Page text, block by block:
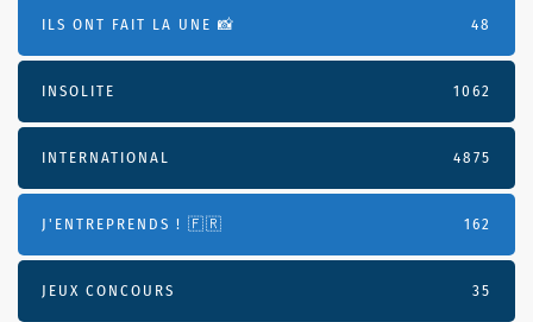
ILS ONT FAIT LA UNE 📸 48
INSOLITE 1062
INTERNATIONAL 4875
J'ENTREPRENDS ! 🇫🇷 162
JEUX CONCOURS 35